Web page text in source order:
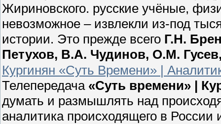
Жириновского. русские учёные,
невозможное – извлекли из-под
истории. Это прежде всего Г.Н.
Петухов, В.А. Чудинов, О.М.
Кургинян «Суть Времени» |
Телепередача «Суть времени» |
думать и размышлять над
аналитика происходящего в России